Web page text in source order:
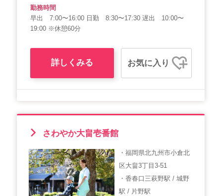
勤務時間
早出 7:00〜16:00 日勤 8:30〜17:30 遅出 10:00〜
19:00 ※休憩60分
詳しくみる お気に入り
さわやか大畠壱番館
・福岡県北九州市小倉北
区大畠3丁目3-51
・香春口三萩野駅 / 城野
駅 / 片野駅